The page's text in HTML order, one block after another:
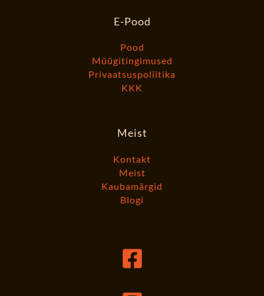
E-Pood
Pood
Müügitingimused
Privaatsuspoliitika
KKK
Meist
Kontakt
Meist
Kaubamärgid
Blogi